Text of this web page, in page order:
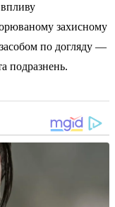
захисному
по догляду —
подразнень.